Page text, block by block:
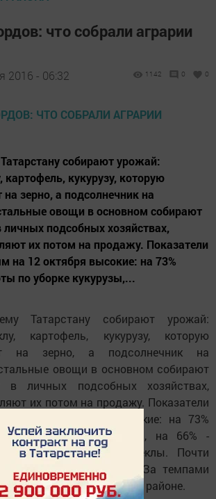
что собрали аграрии
2016 - 06:32 1142 0 0
собирают урожай:
картофель, кукурузу, которую
зерно, а подсолнечник на
овощи в основном собирают
подсобных хозяйствах,
их потом на продажу. Показатели
на 12 октября высокие: на 73%
по уборке кукурузы,...
Татарстану собирают урожай:
картофель, кукурузу, которую
на зерно, а подсолнечник на
овощи в основном собирают
личных подсобных хозяйствах,
их потом на продажу. Показатели
на 12 октября высокие: на 73%
по уборке кукурузы, на 66% -
на 74% - сахарной свеклы. Почти
собрали картофель. За темпами
следят в каждом районе.